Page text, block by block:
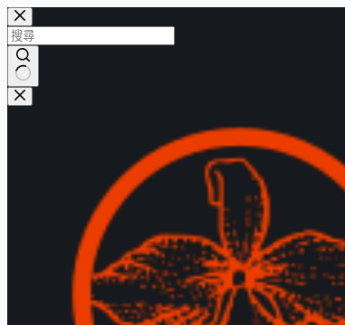
跳
至
主
要
內
找